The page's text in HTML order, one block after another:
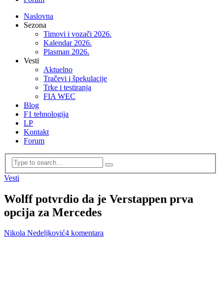
Naslovna
Sezona
Timovi i vozači 2026.
Kalendar 2026.
Plasman 2026.
Vesti
Aktuelno
Tračevi i špekulacije
Trke i testiranja
FIA WEC
Blog
F1 tehnologija
LP
Kontakt
Forum
Vesti
Wolff potvrdio da je Verstappen prva
opcija za Mercedes
Nikola Nedeljković4 komentara